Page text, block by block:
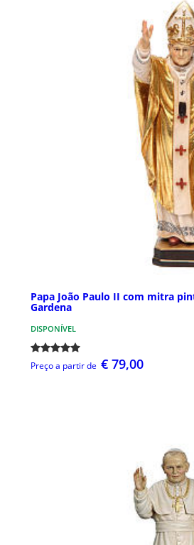
Papa João Paulo II com mitra
Gardena
DISPONÍVEL
Preço a partir de € 79,00